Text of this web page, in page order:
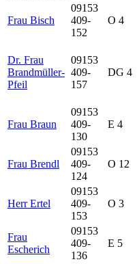
Frau Bisch
09153
409-
152
O 4
Dr. Frau
Brandmüller-
Pfeil
09153
409-
157
DG 4
Frau Braun
09153
409-
130
E 4
Frau Brendl
09153
409-
124
O 12
Herr Ertel
09153
409-
153
O 3
Frau
Escherich
09153
409-
136
E 5